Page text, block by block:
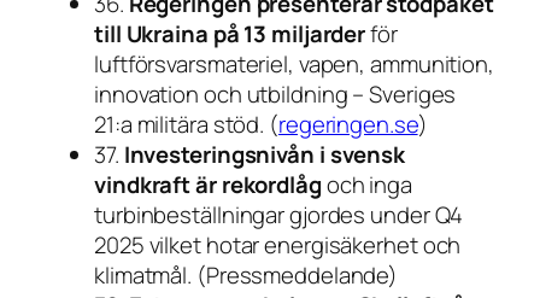
till Ukraina på 13 miljarderför
luftförsvarsmateriel, vapen, ammunition,
innovation och utbildning – Sveriges
21:a militära stöd. (regeringen.se)
37. Investeringsnivån i svensk
vindkraft är rekordlågoch inga
turbinbeställningar gjordes under Q4
2025 vilket hotar energisäkerhet och
klimatmål. (Pressmeddelande)